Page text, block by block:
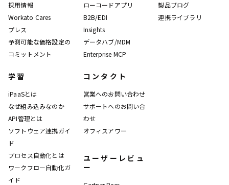
採用情報
Workato Cares
プレス
予測可能な価格設定の
コミットメント
ローコードアプリ
B2B/EDI
Insights
データハブ/MDM
Enterprise MCP
製品ブログ
連携ライブラリ
学習
iPaaSとは
なぜ組み込みなのか
API管理とは
ソフトウェア連携ガイ
ド
プロセス自動化とは
ワークフロー自動化ガ
イド
コンタクト
営業へのお問い合わせ
サポートへのお問い合
わせ
オフィスアワー
ユーザーレビュ
ー